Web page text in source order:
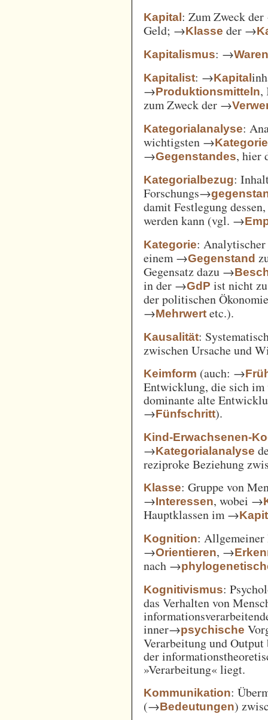
Kapital: Zum Zweck
Geld; →Klasse der →
Kapitalismus: →
Kapitalist: →Kapital
→Produktionsmitteln,
zum Zweck der →
Kategorialanalyse:
wichtigsten →
→Gegenstandes, hier
Kategorialbezug:
Forschungs→
damit Festlegung
werden kann (vgl. →
Kategorie:
einem →Gegenstand
Gegensatz dazu →
in der →GdP ist nicht
der politischen
→Mehrwert etc.).
Kausalität:
zwischen Ursache und
Keimform (auch: →
Entwicklung, die sich im
dominante alte
→Fünfschritt).
Kind-Erwachsenen-
→Kategorialanalyse
reziproke Beziehung
Klasse: Gruppe von
→Interessen, wobei →
Hauptklassen im →
Kognition: Allgemeiner
→Orientieren, →
nach →
Kognitivismus:
das Verhalten von
inner→psychische
Verarbeitung und
der
»Verarbeitung« liegt.
Kommunikation:
(→Bedeutungen)